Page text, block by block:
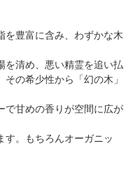
を豊富に含み、わずかな木
を清め、悪い精霊を追い払
の希少性から「幻の木」
で甘めの香りが空間に広が
す。もちろんオーガニッ